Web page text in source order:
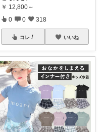
￥ 12,800～
0 0 318
コレ いいね